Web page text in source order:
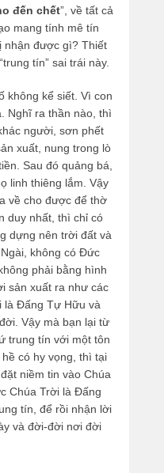
đến chết”, về tất cả
mang tính mê tín
nhận được gì? Thiết
tín” sai trái này.
không kể siết. Vì con
Nghĩ ra thần nào, thì
người, sơn phết
xuất, nung trong lò
Sau đó quảng bá,
linh thiêng lắm. Vậy
về cho được để thờ
duy nhất, thì chỉ có
dựng nên trời đất và
không có Đức
phải bằng hình
sản xuất ra như các
là Đấng Tự Hữu và
Vậy mà bạn lại từ
trung tín với một tôn
có hy vọng, thì tại
niềm tin vào Chúa
Chúa Trời là Đấng
tín, để rồi nhận lời
và đời-đời nơi đời